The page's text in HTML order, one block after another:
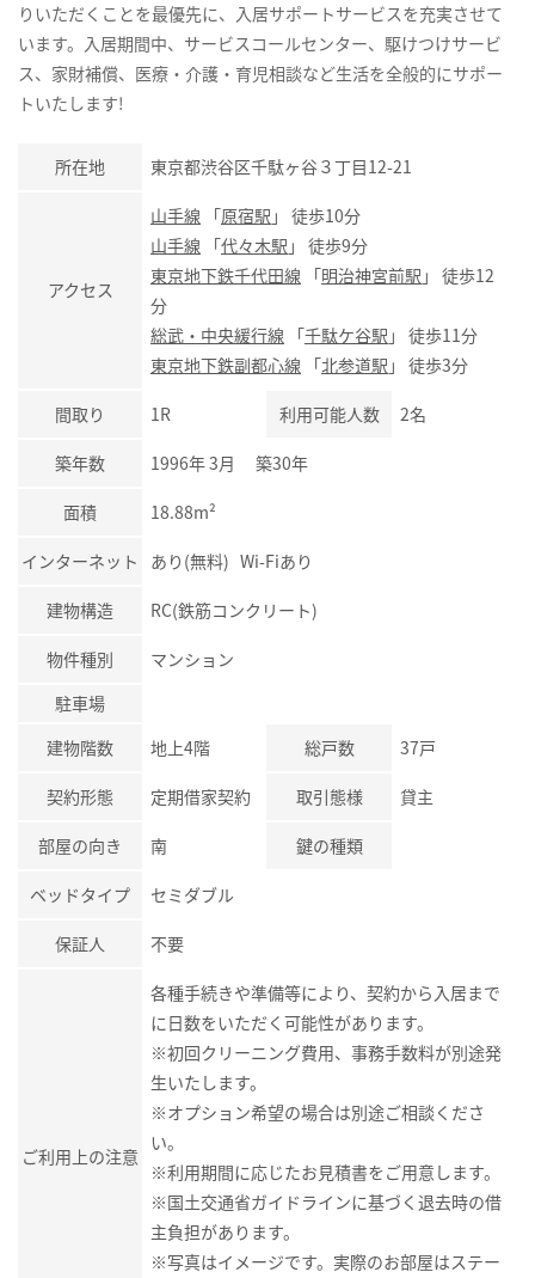
りいただくことを最優先に、入居サポートサービスを充実させて
います。入居期間中、サービスコールセンター、駆けつけサービ
ス、家財補償、医療・介護・育児相談など生活を全般的にサポー
トいたします!
所在地 東京都渋谷区千駄ヶ谷３丁目12-21
アクセス
山手線 「原宿駅 」 徒歩10分
山手線 「代々木駅 」 徒歩9分
東京地下鉄千代田線 「明治神宮前駅 」 徒歩12
分
総武・中央緩行線 「千駄ケ谷駅 」 徒歩11分
東京地下鉄副都心線 「北参道駅 」 徒歩3分
間取り 1R 利用可能人数 2名
築年数 1996年 3月 築30年
面積 18.88m²
インターネット あり(無料) Wi-Fiあり
建物構造 RC(鉄筋コンクリート)
物件種別
マンション
駐車場
建物階数
地上4階 総戸数 37戸
契約形態 定期借家契約 取引態様 貸主
部屋の向き 南 鍵の種類
ベッドタイプ セミダブル
保証人 不要
ご利用上の注意
各種手続きや準備等により、契約から入居まで
に日数をいただく可能性があります。
※初回クリーニング費用、事務手数料が別途発
生いたします。
※オプション希望の場合は別途ご相談くださ
い。
※利用期間に応じたお見積書をご用意します。
※国土交通省ガイドラインに基づく退去時の借
主負担があります。
※写真はイメージです。実際のお部屋はステー